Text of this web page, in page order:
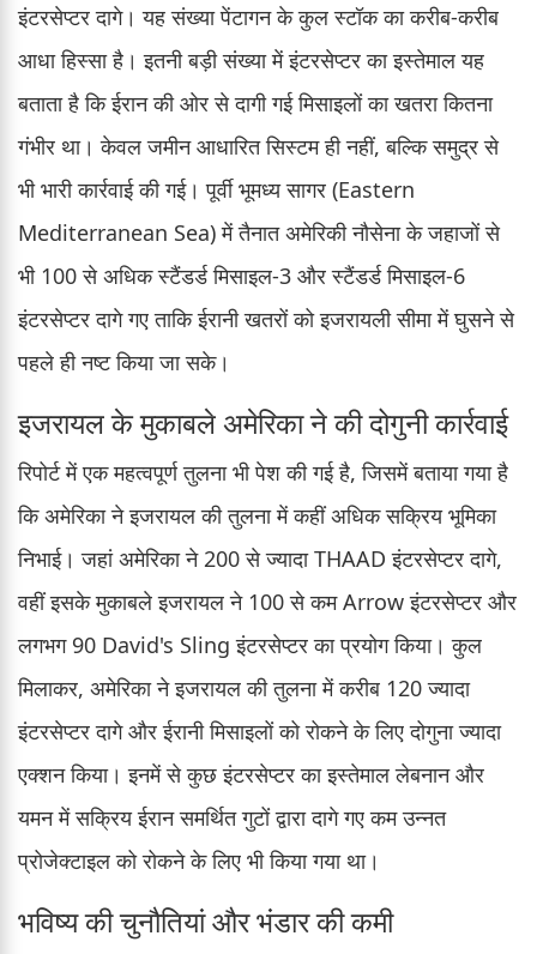
इंटरसेप्टर दागे। यह संख्या पेंटागन के कुल स्टॉक का करीब-करीब
आधा हिस्सा है। इतनी बड़ी संख्या में इंटरसेप्टर का इस्तेमाल यह
बताता है कि ईरान की ओर से दागी गई मिसाइलों का खतरा कितना
गंभीर था। केवल जमीन आधारित सिस्टम ही नहीं, बल्कि समुद्र से
भी भारी कार्रवाई की गई। पूर्वी भूमध्य सागर (Eastern
Mediterranean Sea) में तैनात अमेरिकी नौसेना के जहाजों से
भी 100 से अधिक स्टैंडर्ड मिसाइल-3 और स्टैंडर्ड मिसाइल-6
इंटरसेप्टर दागे गए ताकि ईरानी खतरों को इजरायली सीमा में घुसने से
पहले ही नष्ट किया जा सके।
इजरायल के मुकाबले अमेरिका ने की दोगुनी कार्रवाई
रिपोर्ट में एक महत्वपूर्ण तुलना भी पेश की गई है, जिसमें बताया गया है
कि अमेरिका ने इजरायल की तुलना में कहीं अधिक सक्रिय भूमिका
निभाई। जहां अमेरिका ने 200 से ज्यादा THAAD इंटरसेप्टर दागे,
वहीं इसके मुकाबले इजरायल ने 100 से कम Arrow इंटरसेप्टर और
लगभग 90 David's Sling इंटरसेप्टर का प्रयोग किया। कुल
मिलाकर, अमेरिका ने इजरायल की तुलना में करीब 120 ज्यादा
इंटरसेप्टर दागे और ईरानी मिसाइलों को रोकने के लिए दोगुना ज्यादा
एक्शन किया। इनमें से कुछ इंटरसेप्टर का इस्तेमाल लेबनान और
यमन में सक्रिय ईरान समर्थित गुटों द्वारा दागे गए कम उन्नत
प्रोजेक्टाइल को रोकने के लिए भी किया गया था।
भविष्य की चुनौतियां और भंडार की कमी